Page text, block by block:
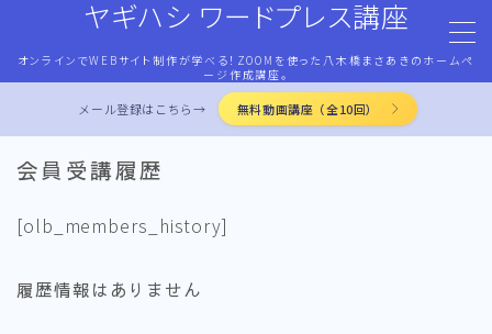
ヤギハシ ワードプレス講座
オンラインでWEBサイト制作が学べる！ZOOMを使った八木橋まさあきのホームペ
ージ作成講座。
MENU
ワードプレス・マネタイズ
ココナラ・ストアカ出品
メール登録はこちら→ 無料動画講座（全10回）
会員受講履歴
[olb_members_history]
履歴情報はありません